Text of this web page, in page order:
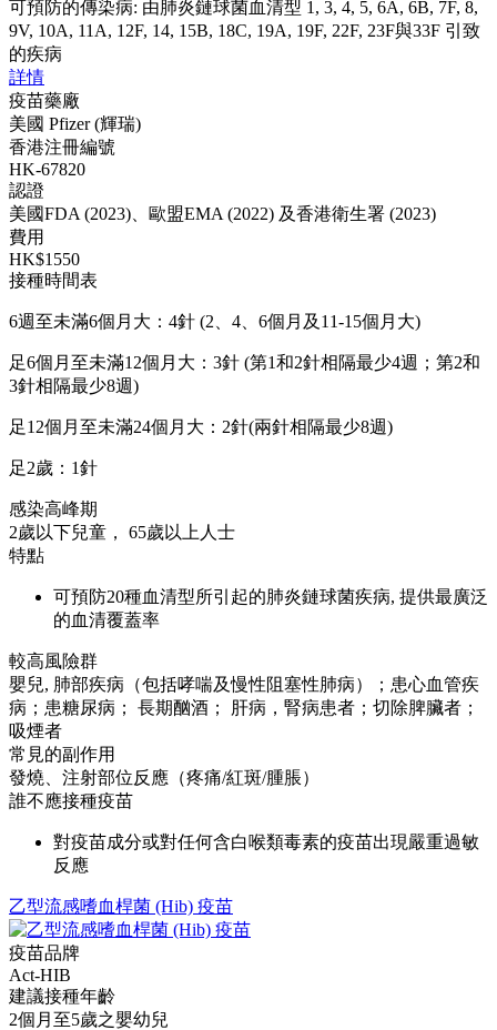
可預防的傳染病: 由肺炎鏈球菌血清型 1, 3, 4, 5, 6A, 6B, 7F, 8,
9V, 10A, 11A, 12F, 14, 15B, 18C, 19A, 19F, 22F, 23F與33F 引致
的疾病
詳情
疫苗藥廠
美國 Pfizer (輝瑞)
香港注冊編號
HK-67820
認證
美國FDA (2023)、歐盟EMA (2022) 及香港衛生署 (2023)
費用
HK$1550
接種時間表
6週至未滿6個月大：4針 (2、4、6個月及11-15個月大)
足6個月至未滿12個月大：3針 (第1和2針相隔最少4週；第2和
3針相隔最少8週)
足12個月至未滿24個月大：2針(兩針相隔最少8週)
足2歲：1針
感染高峰期
2歲以下兒童， 65歲以上人士
特點
可預防20種血清型所引起的肺炎鏈球菌疾病, 提供最廣泛
的血清覆蓋率
較高風險群
嬰兒, 肺部疾病（包括哮喘及慢性阻塞性肺病）；患心血管疾
病；患糖尿病； 長期酗酒； 肝病，腎病患者；切除脾臟者；
吸煙者
常見的副作用
發燒、注射部位反應（疼痛/紅斑/腫脹）
誰不應接種疫苗
對疫苗成分或對任何含白喉類毒素的疫苗出現嚴重過敏
反應
乙型流感嗜血桿菌 (Hib) 疫苗
疫苗品牌
Act-HIB
建議接種年齡
2個月至5歲之嬰幼兒